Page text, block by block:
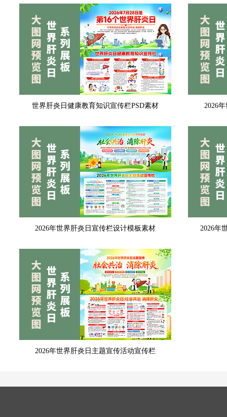
世界肝炎日健康教育知识宣传栏PSD素材 2026
2026年世界肝炎日宣传栏设计模板素材 2026年
2026年世界肝炎日主题宣传活动宣传栏